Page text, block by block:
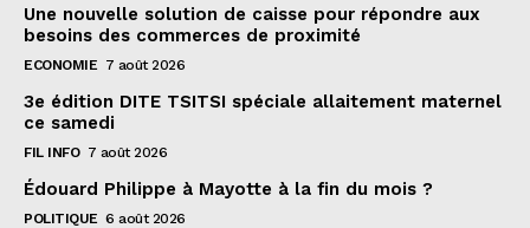
Une nouvelle solution de caisse pour répondre aux
besoins des commerces de proximité
ECONOMIE 7 août 2026
3e édition DITE TSITSI spéciale allaitement maternel
ce samedi
FIL INFO 7 août 2026
Édouard Philippe à Mayotte à la fin du mois ?
POLITIQUE 6 août 2026